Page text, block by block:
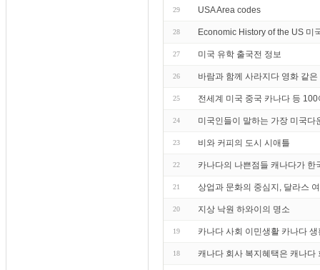
29 USA Area codes
28 Economic History of the US 미
27 미국 유학 출국전 정보
26 바람과 함께 사라지다 영화 같
25 전세계 미국 중국 카나다 등
24 미국인들이 말하는 가장 미국다
23 비와 커피의 도시 시애틀
22 카나다의 나쁜점들 캐나다가
21 상업과 문화의 중심지, 달라스
20 지상 낙원 하와이의 명소
19 카나다 사회 이민생활 카나다
18 캐나다 회사 복지혜택은 캐나다